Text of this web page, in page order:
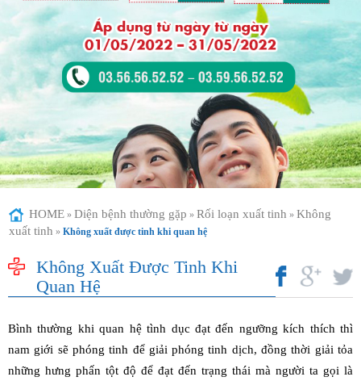
HOME » Diện bệnh thường gặp » Rối loạn xuất tinh » Không
xuất tinh » Không xuất được tinh khi quan hệ
Không Xuất Được Tinh Khi
Quan Hệ
Bình thường khi quan hệ tình dục đạt đến ngưỡng kích thích thì
nam giới sẽ phóng tinh để giải phóng tinh dịch, đồng thời giải tỏa
những hưng phấn tột độ để đạt đến trạng thái mà người ta gọi là